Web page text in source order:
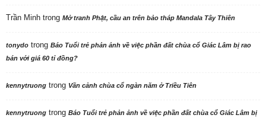
Trần Minh trong Mở tranh Phật, cầu an trên bảo tháp Mandala Tây Thiên
tonydo trong Báo Tuổi trẻ phản ảnh về việc phần đất chùa cổ Giác Lâm bị rao
bán với giá 60 tỉ đồng?
kennytruong trong Vãn cảnh chùa cổ ngàn năm ở Triều Tiên
kennytruong trong Báo Tuổi trẻ phản ảnh về việc phần đất chùa cổ Giác Lâm bị